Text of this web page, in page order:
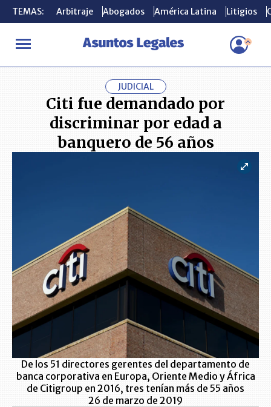
TEMAS: Arbitraje Abogados América Latina Litigios
INICIO ACTUALIDAD Citi fue demandado por discriminar por
TEMAS: Arbitraje Abogados América Latina Litigios
JUDICIAL
Citi fue demandado por
discriminar por edad a
banquero de 56 años
De los 51 directores gerentes del departamento de
banca corporativa en Europa, Oriente Medio y África
de Citigroup en 2016, tres tenían más de 55 años
26 de marzo de 2019